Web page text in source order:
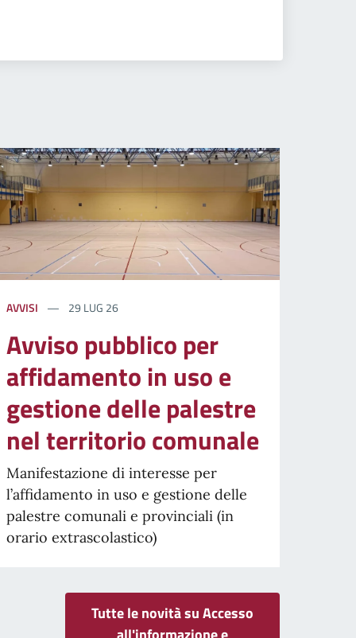
AVVISI 29 LUG 26
Avviso pubblico per
affidamento in uso e
gestione delle palestre
nel territorio comunale
Manifestazione di interesse per
l’affidamento in uso e gestione delle
palestre comunali e provinciali (in
orario extrascolastico)
Tutte le novità su Accesso